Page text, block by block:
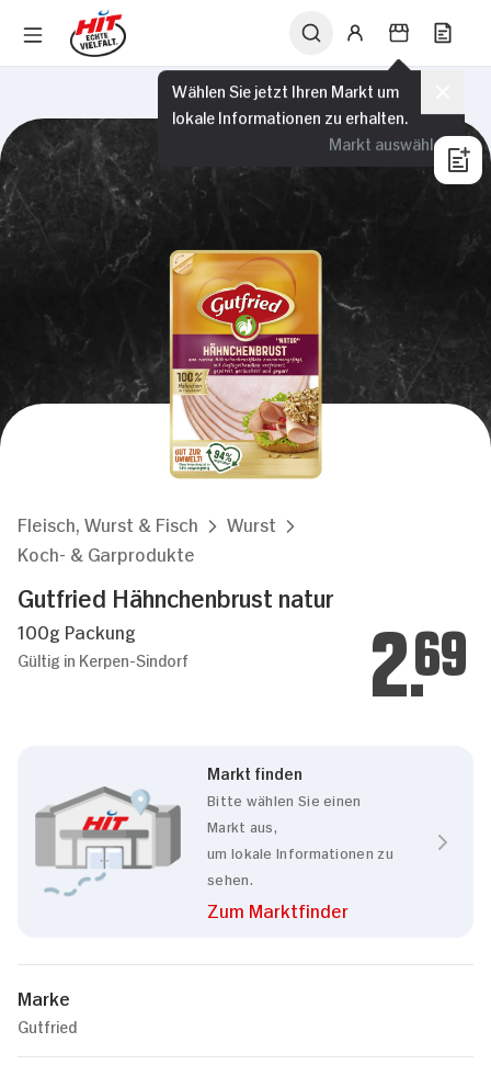
Wählen Sie jetzt Ihren Markt um
lokale Informationen zu erhalten.
Markt auswählen
Fleisch, Wurst & Fisch
Wurst
Koch- & Garprodukte
Gutfried Hähnchenbrust natur
100g Packung
Gültig in Kerpen-Sindorf 2.69
Markt finden
Bitte wählen Sie einen
Markt aus,
um lokale Informationen zu
sehen.
Zum Marktfinder
Marke
Gutfried